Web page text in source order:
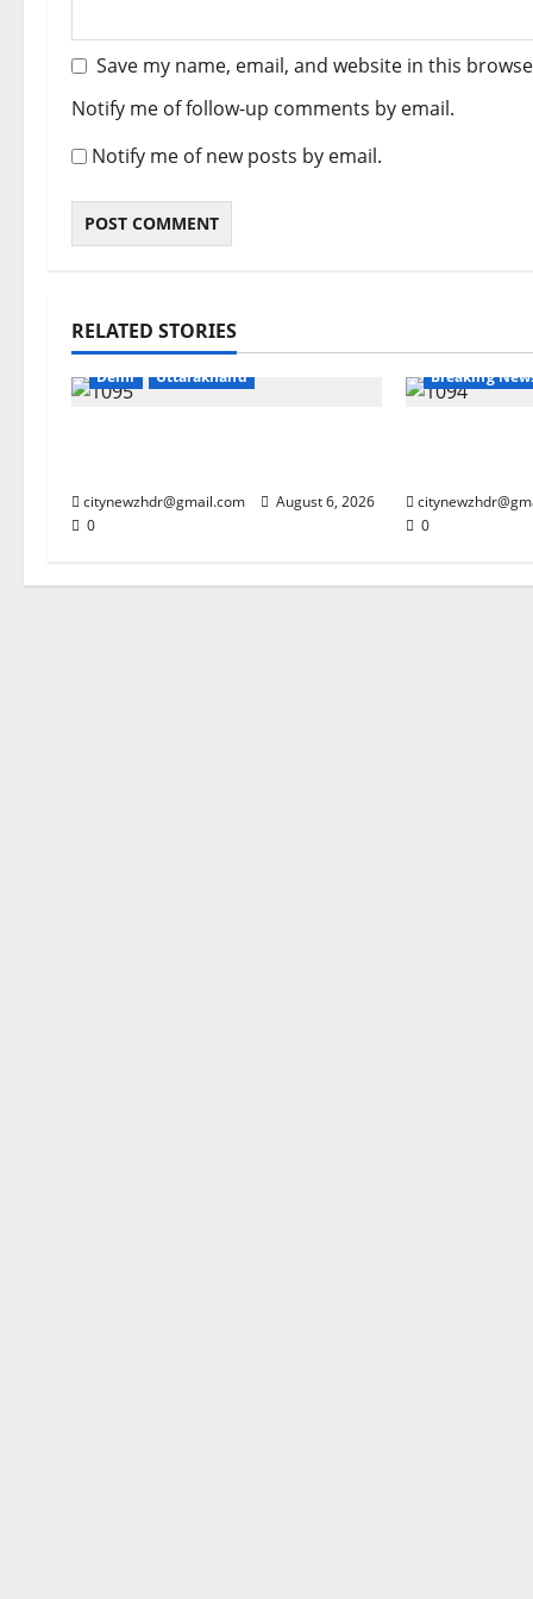
Save my name, email, and website in this
Notify me of follow-up comments by email.
Notify me of new posts by email.
RELATED STORIES
CM Uttrakhand
Dehradun
Delhi
Uttarakhand
citynewzhdr@gmail.com
August 6, 2026
0
Breaking
0